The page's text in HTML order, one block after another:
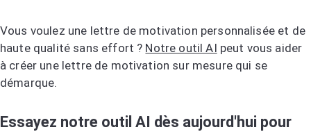
Vous voulez une lettre de motivation personnalisée et de
haute qualité sans effort ? Notre outil AI peut vous aider
à créer une lettre de motivation sur mesure qui se
démarque.
Essayez notre outil AI dès aujourd'hui pour